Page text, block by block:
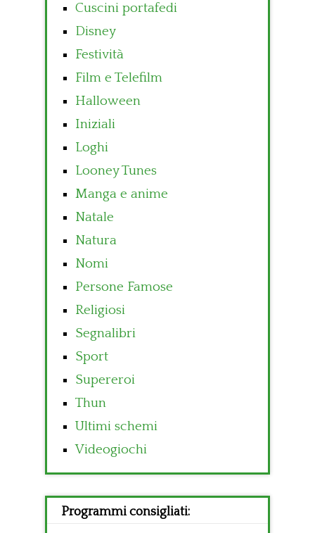
Cuscini portafedi
Disney
Festività
Film e Telefilm
Halloween
Iniziali
Loghi
Looney Tunes
Manga e anime
Natale
Natura
Nomi
Persone Famose
Religiosi
Segnalibri
Sport
Supereroi
Thun
Ultimi schemi
Videogiochi
Programmi consigliati: